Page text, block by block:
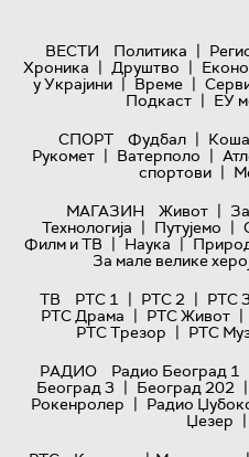
ВЕСТИ Политика |
Хроника | Друштво |
у Украјини | Време |
Подкаст | ЕУ
СПОРТ
Фудбал |
Рукомет | Ватерполо |
спортови |
МАГАЗИН
Живот |
Технологијa | Путујемо |
Филм и ТВ | Наука |
За мале велике
ТВ
РТС 1 | РТС 2 | РТС 3
РТС Драма | РТС Живот |
РТС Трезор | РТС
РАДИО
Радио Београд 1
Београд 3 | Београд 202 |
Рокенролер | Радио
Џезер |